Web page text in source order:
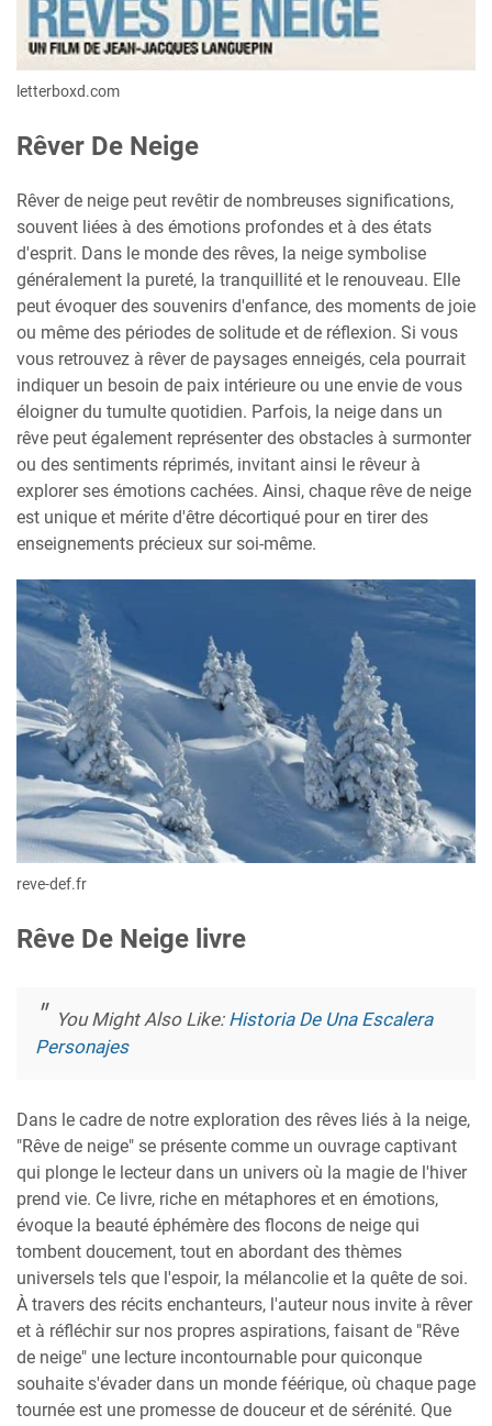
letterboxd.com
Rêver De Neige
Rêver de neige peut revêtir de nombreuses significations,
souvent liées à des émotions profondes et à des états
d'esprit. Dans le monde des rêves, la neige symbolise
généralement la pureté, la tranquillité et le renouveau. Elle
peut évoquer des souvenirs d'enfance, des moments de joie
ou même des périodes de solitude et de réflexion. Si vous
vous retrouvez à rêver de paysages enneigés, cela pourrait
indiquer un besoin de paix intérieure ou une envie de vous
éloigner du tumulte quotidien. Parfois, la neige dans un
rêve peut également représenter des obstacles à surmonter
ou des sentiments réprimés, invitant ainsi le rêveur à
explorer ses émotions cachées. Ainsi, chaque rêve de neige
est unique et mérite d'être décortiqué pour en tirer des
enseignements précieux sur soi-même.
reve-def.fr
Rêve De Neige livre
You Might Also Like: Historia De Una Escalera
Personajes
Dans le cadre de notre exploration des rêves liés à la neige,
"Rêve de neige" se présente comme un ouvrage captivant
qui plonge le lecteur dans un univers où la magie de l'hiver
prend vie. Ce livre, riche en métaphores et en émotions,
évoque la beauté éphémère des flocons de neige qui
tombent doucement, tout en abordant des thèmes
universels tels que l'espoir, la mélancolie et la quête de soi.
À travers des récits enchanteurs, l'auteur nous invite à rêver
et à réfléchir sur nos propres aspirations, faisant de "Rêve
de neige" une lecture incontournable pour quiconque
souhaite s'évader dans un monde féérique, où chaque page
tournée est une promesse de douceur et de sérénité. Que